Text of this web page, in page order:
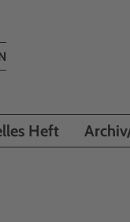
Heft